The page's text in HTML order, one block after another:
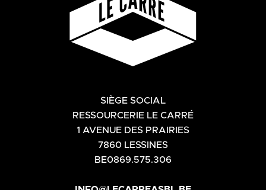
SIÈGE SOCIAL
RESSOURCERIE LE CARRÉ
1 AVENUE DES PRAIRIES
7860 LESSINES
BE0869.575.306